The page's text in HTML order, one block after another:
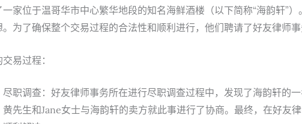
一家位于温哥华市中心繁华地段的知名海鲜酒楼（以下简称“海韵轩”
。为了确保整个交易过程的合法性和顺利进行，他们聘请了好友律师事
易过程：
尽职调查：好友律师事务所在进行尽职调查过程中，发现了海韵轩的
黄先生和Jane女士与海韵轩的卖方就此事进行了协商。最终，在好友